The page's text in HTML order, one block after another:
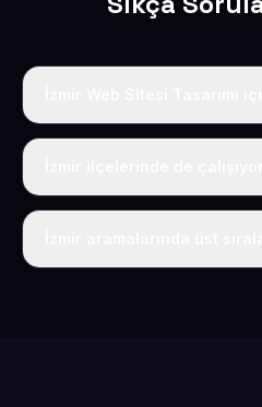
İzmir dahil Türkiye’nin her
Elbette; İzmir iline bağlı